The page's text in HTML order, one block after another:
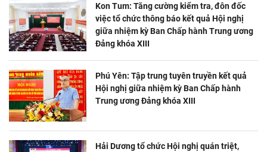
Kon Tum: Tăng cường kiểm tra, đôn đốc
việc tổ chức thông báo kết quả Hội nghị
giữa nhiệm kỳ Ban Chấp hành Trung ương
Đảng khóa XIII
Phú Yên: Tập trung tuyên truyền kết quả
Hội nghị giữa nhiệm kỳ Ban Chấp hành
Trung ương Đảng khóa XIII
Hải Dương tổ chức Hội nghị quán triệt,